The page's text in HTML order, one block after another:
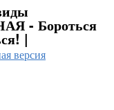
- Бороться
|
версия